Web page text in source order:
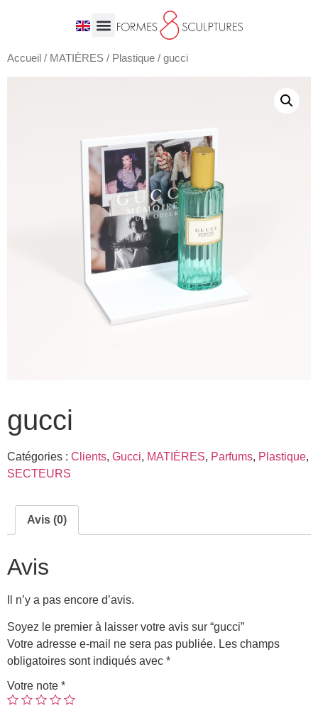
Accueil / MATIÈRES / Plastique / gucci
gucci
Catégories : Clients, Gucci, MATIÈRES, Parfums, Plastique,
SECTEURS
Avis (0)
Avis
Il n’y a pas encore d’avis.
Soyez le premier à laisser votre avis sur “gucci”
Votre adresse e-mail ne sera pas publiée. Les champs
obligatoires sont indiqués avec *
Votre note *